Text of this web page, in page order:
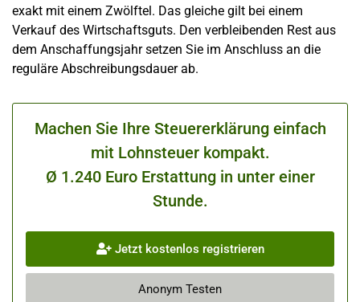
exakt mit einem Zwölftel. Das gleiche gilt bei einem
Verkauf des Wirtschaftsguts. Den verbleibenden Rest aus
dem Anschaffungsjahr setzen Sie im Anschluss an die
reguläre Abschreibungsdauer ab.
Machen Sie Ihre Steuererklärung einfach
mit Lohnsteuer kompakt.
Ø 1.240 Euro Erstattung in unter einer
Stunde.
Jetzt kostenlos registrieren
Anonym Testen